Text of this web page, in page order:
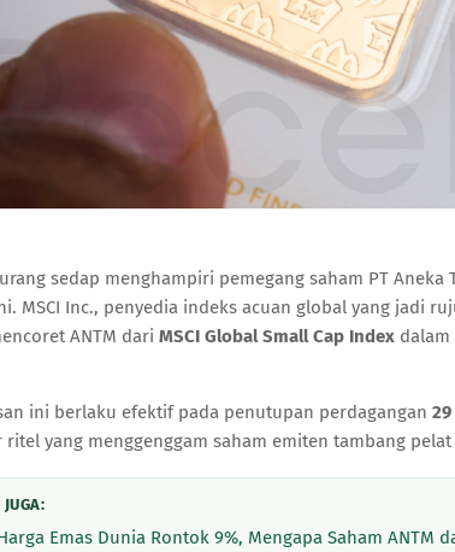
sedap menghampiri pemegang saham PT Aneka
MSCI Inc., penyedia indeks acuan global yang jadi
ANTM dari MSCI Global Small Cap Index
ini berlaku efektif pada penutupan perdagangan
ritel yang menggenggam saham emiten tambang
Emas Dunia Rontok 9%, Mengapa Saham ANTM